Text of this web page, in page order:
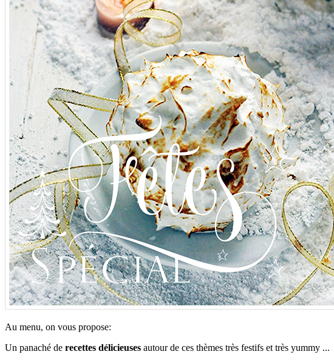
Au menu, on vous propose:
Un panaché de recettes délicieuses autour de ces thèmes très festifs et très yummy ...